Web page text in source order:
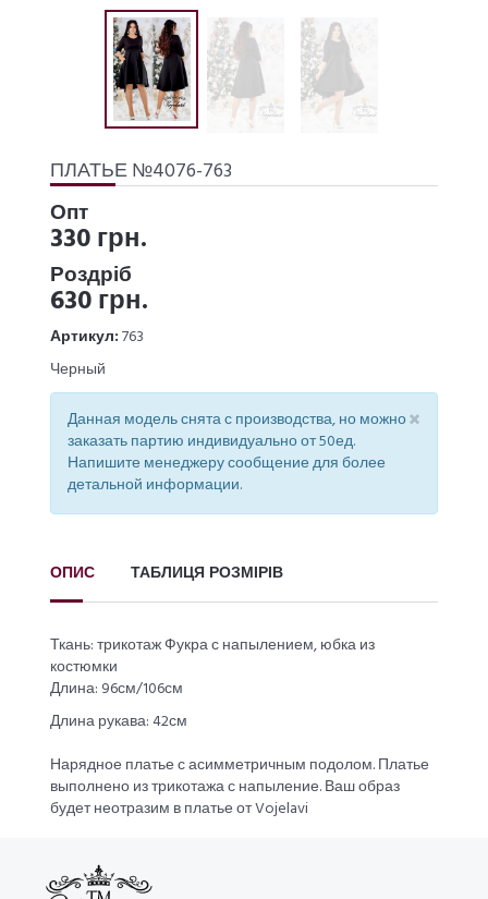
ПЛАТЬЕ №4076-763
Опт
330 грн.
Роздріб
630 грн.
Артикул:763
Черный
×
Данная модель снята с производства, но можно
заказать партию индивидуально от 50ед.
Напишите менеджеру сообщение для более
детальной информации.
ОПИС ТАБЛИЦЯ РОЗМІРІВ
Ткань: трикотаж Фукра с напылением, юбка из
костюмки
Длина: 96см/106см
Длина рукава: 42см
Нарядное платье с асимметричным подолом. Платье
выполнено из трикотажа с напыление. Ваш образ
будет неотразим в платье от Vojelavi